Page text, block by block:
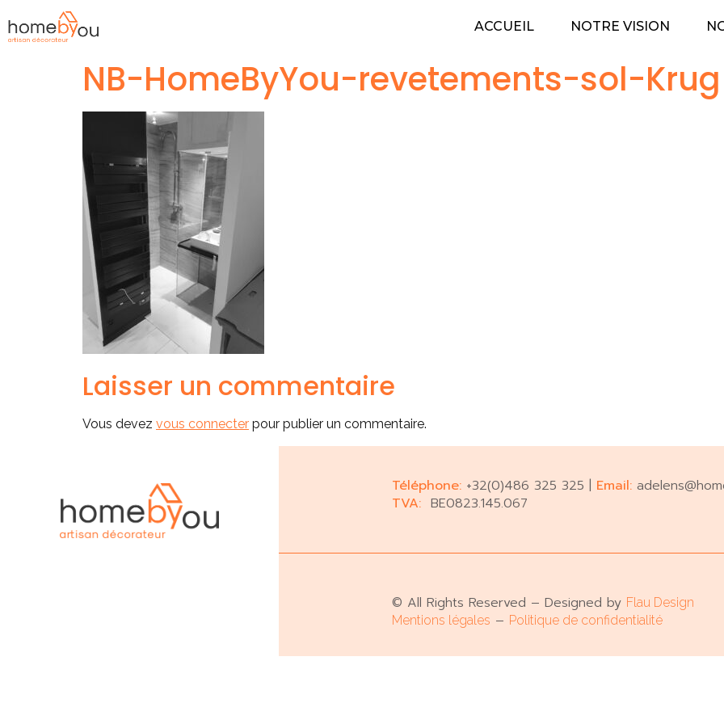
ACCUEIL NOTRE VISION
NB-HomeByYou-revetements-sol-
Laisser un commentaire
Vous devez vous connecter pour publier un commentaire.
Téléphone:+32(0)486 325 325 | Email:
TVA: BE0823.145.067
© All Rights Reserved – Designed by Flau Design
Mentions légales – Politique de confidentialité